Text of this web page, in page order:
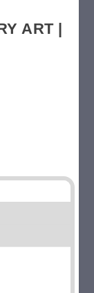
ART |